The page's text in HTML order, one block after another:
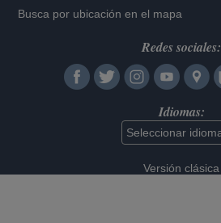
Busca por ubicación en el mapa
Redes sociales:
Idiomas:
Versión clásica